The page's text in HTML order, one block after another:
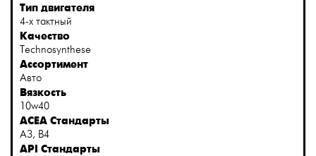
Тип двигателя
4-х тактный
Качество
Technosynthese
Ассортимент
Авто
Вязкость
10w40
ACEA Стандарты
A3, B4
API Стандарты